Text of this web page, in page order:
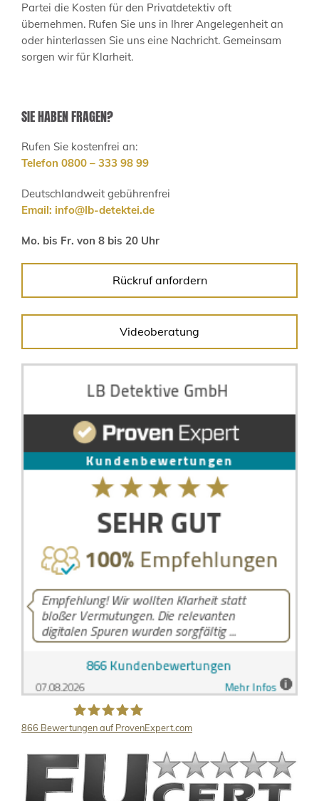
Partei die Kosten für den Privatdetektiv oft
übernehmen. Rufen Sie uns in Ihrer Angelegenheit an
oder hinterlassen Sie uns eine Nachricht. Gemeinsam
sorgen wir für Klarheit.
SIE HABEN FRAGEN?
Rufen Sie kostenfrei an:
Telefon 0800 – 333 98 99
Deutschlandweit gebührenfrei
Email: info@lb-detektei.de
Mo. bis Fr. von 8 bis 20 Uhr
Rückruf anfordern
Videoberatung
LB Detektive GmbH
866 Bewertungen auf ProvenExpert.com